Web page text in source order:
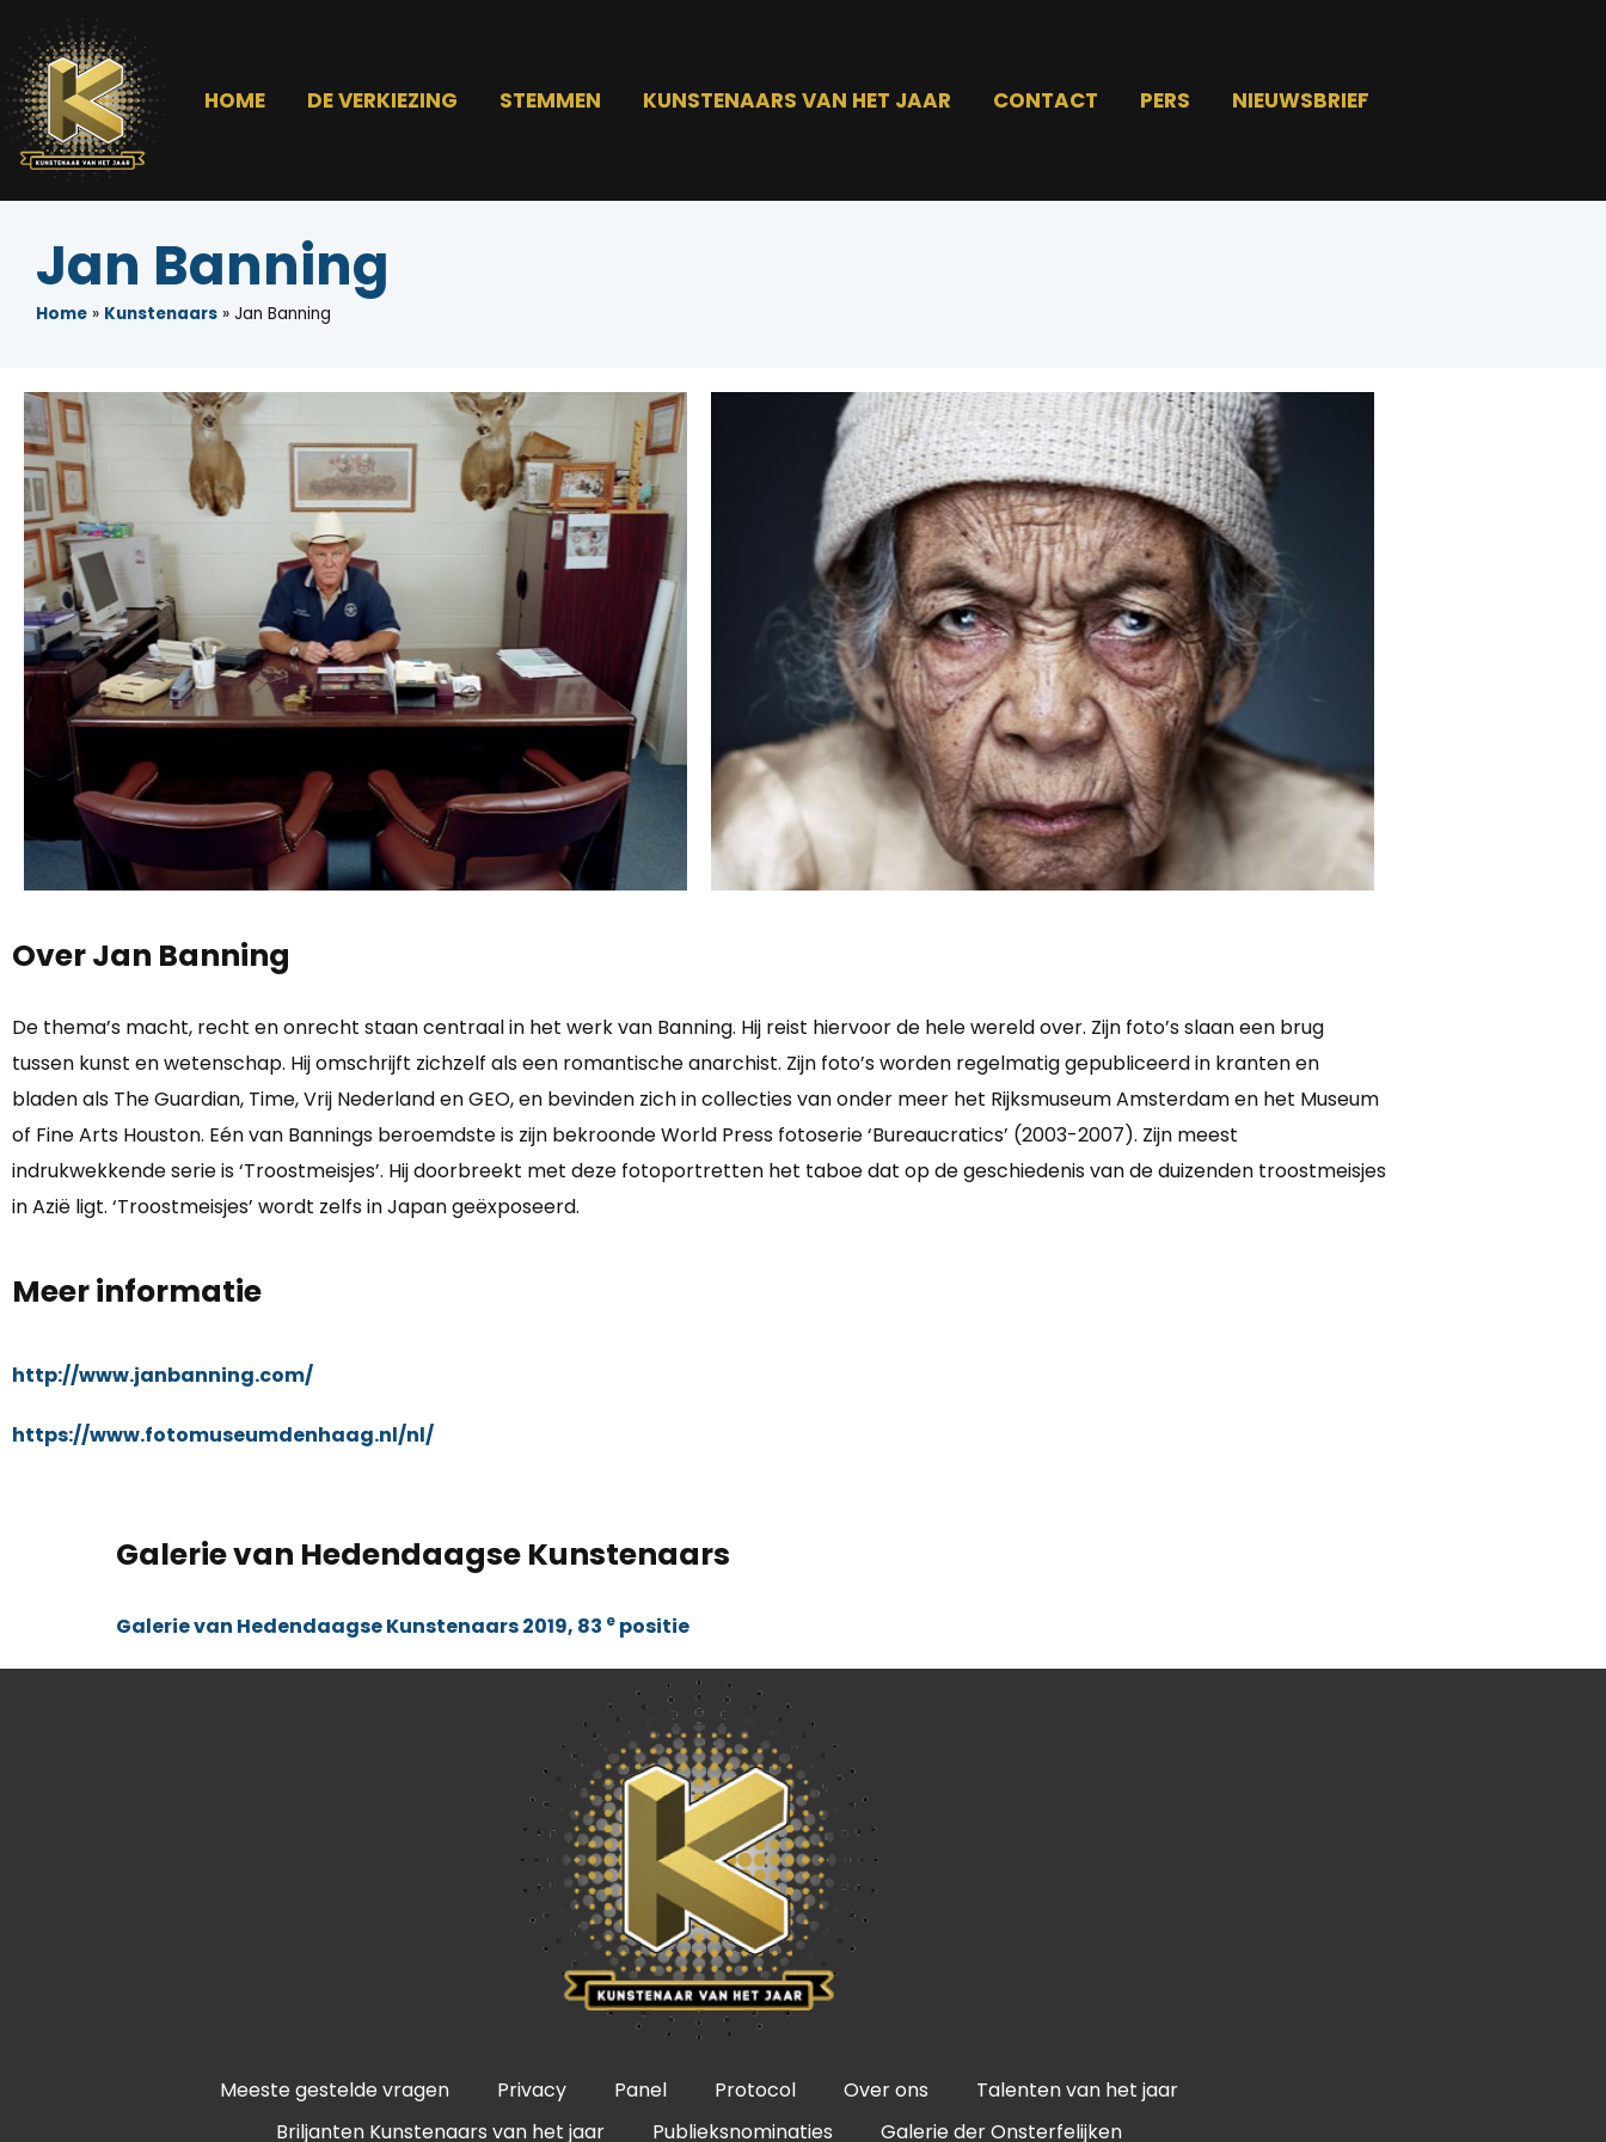
HOME DE VERKIEZING STEMMEN KUNSTENAARS VAN HET JAAR CONTACT PERS NIEUWSBRIEF
Jan Banning
Home » Kunstenaars » Jan Banning
Over Jan Banning
De thema’s macht, recht en onrecht staan centraal in het werk van Banning. Hij reist hiervoor de hele wereld over. Zijn foto’s slaan een brug
tussen kunst en wetenschap. Hij omschrijft zichzelf als een romantische anarchist. Zijn foto’s worden regelmatig gepubliceerd in kranten en
bladen als The Guardian, Time, Vrij Nederland en GEO, en bevinden zich in collecties van onder meer het Rijksmuseum Amsterdam en het Museum
of Fine Arts Houston. Eén van Bannings beroemdste is zijn bekroonde World Press fotoserie ‘Bureaucratics’ (2003-2007). Zijn meest
indrukwekkende serie is ‘Troostmeisjes’. Hij doorbreekt met deze fotoportretten het taboe dat op de geschiedenis van de duizenden troostmeisjes
in Azië ligt. ‘Troostmeisjes’ wordt zelfs in Japan geëxposeerd.
Meer informatie
http://www.janbanning.com/
https://www.fotomuseumdenhaag.nl/nl/
Galerie van Hedendaagse Kunstenaars
Galerie van Hedendaagse Kunstenaars 2019, 83 e positie
Meeste gestelde vragen Privacy Panel Protocol Over ons
Talenten van het jaar
Briljanten Kunstenaars van het jaar
Publieksnominaties Galerie der Onsterfelijken